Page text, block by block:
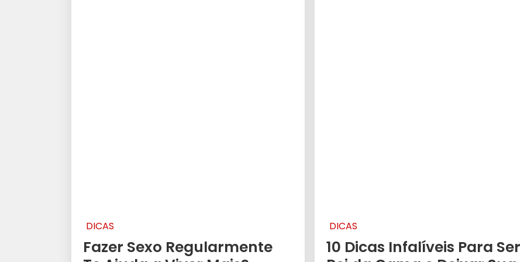
DICAS
Fazer Sexo Regularmente
DICAS
10 Dicas Infalíveis Para Ser